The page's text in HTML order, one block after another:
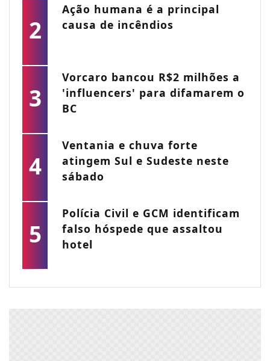
2
Ação humana é a principal
causa de incêndios
3
Vorcaro bancou R$2 milhões a
'influencers' para difamarem o
BC
4
Ventania e chuva forte
atingem Sul e Sudeste neste
sábado
5
Polícia Civil e GCM identificam
falso hóspede que assaltou
hotel